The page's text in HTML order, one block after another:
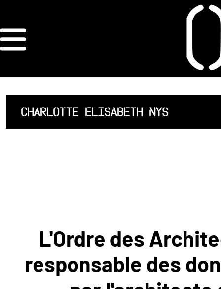
ORDRE DES
ARCHITECTES
ACCUEIL
LISTE DES
NOUS
CONTACTER
CHARLOTTE ELISABETH NYS
L'Ordre des
responsable des